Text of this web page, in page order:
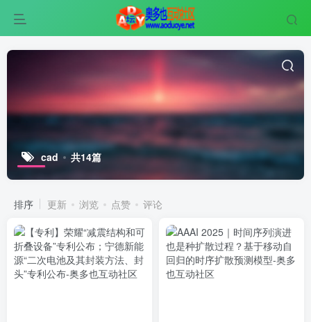
cad 共14篇
排序 更新 浏览 点赞 评论